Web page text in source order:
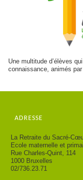
Une multitude d’élèves
connaissance, animés
ADRESSE
La Retraite du Sacré-
Ecole maternelle et
Rue Charles-Quint, 114
1000 Bruxelles
02/736.23.71